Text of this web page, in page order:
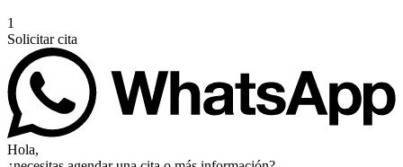
1
Solicitar cita
Hola,